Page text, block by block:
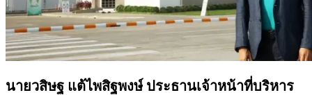
นายวสิษฐ แต้ไพสิฐพงษ์ ประธานเจ้าหน้าที่บริหาร